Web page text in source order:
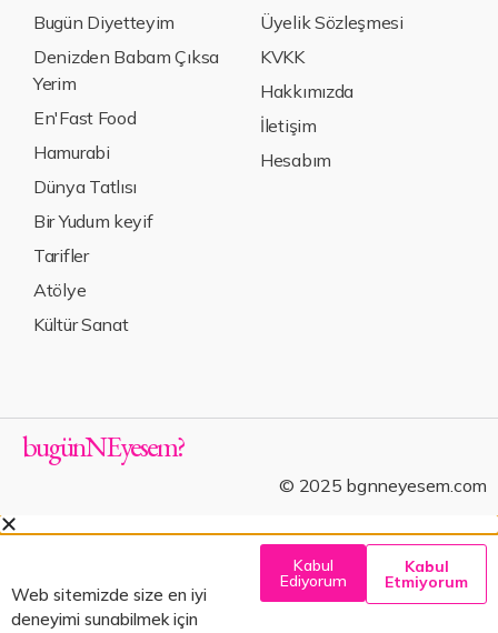
Bugün Diyetteyim
Denizden Babam Çıksa
Yerim
En'Fast Food
Hamurabi
Dünya Tatlısı
Bir Yudum keyif
Tarifler
Atölye
Kültür Sanat
Üyelik Sözleşmesi
KVKK
Hakkımızda
İletişim
Hesabım
bugünNEyesem?
© 2025 bgnneyesem.com
Web sitemizde size en iyi
deneyimi sunabilmek için
Kabul
Ediyorum
Kabul
Etmiyorum